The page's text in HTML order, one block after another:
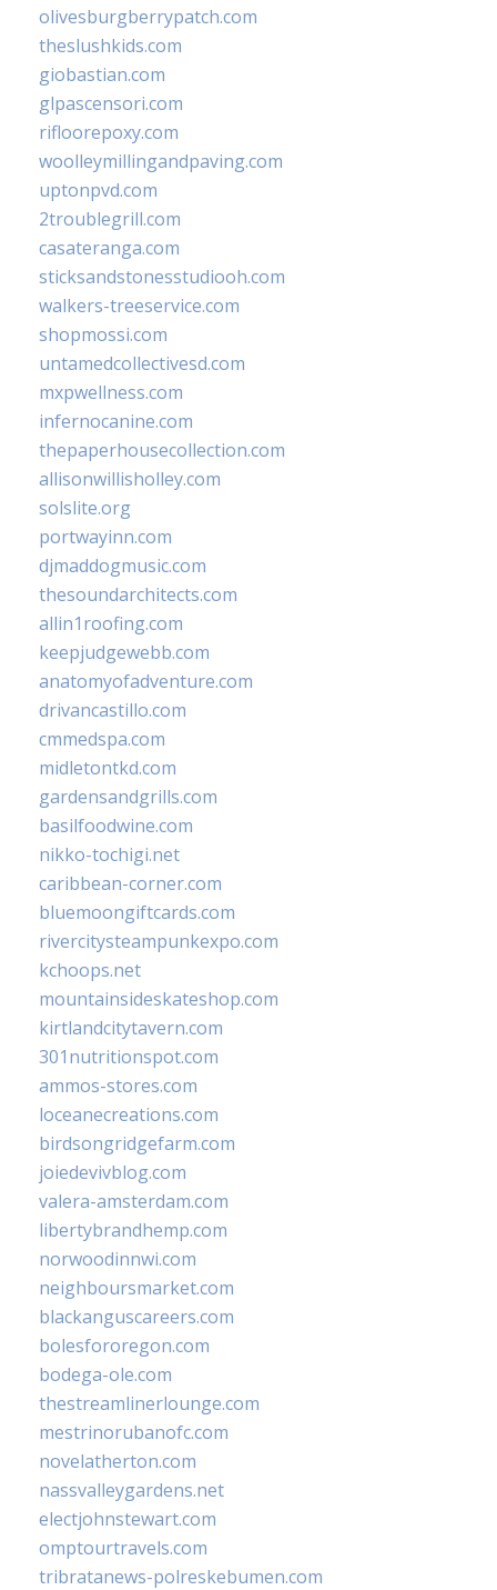
olivesburgberrypatch.com
theslushkids.com
giobastian.com
glpascensori.com
rifloorepoxy.com
woolleymillingandpaving.com
uptonpvd.com
2troublegrill.com
casateranga.com
sticksandstonesstudiooh.com
walkers-treeservice.com
shopmossi.com
untamedcollectivesd.com
mxpwellness.com
infernocanine.com
thepaperhousecollection.com
allisonwillisholley.com
solslite.org
portwayinn.com
djmaddogmusic.com
thesoundarchitects.com
allin1roofing.com
keepjudgewebb.com
anatomyofadventure.com
drivancastillo.com
cmmedspa.com
midletontkd.com
gardensandgrills.com
basilfoodwine.com
nikko-tochigi.net
caribbean-corner.com
bluemoongiftcards.com
rivercitysteampunkexpo.com
kchoops.net
mountainsideskateshop.com
kirtlandcitytavern.com
301nutritionspot.com
ammos-stores.com
loceanecreations.com
birdsongridgefarm.com
joiedevivblog.com
valera-amsterdam.com
libertybrandhemp.com
norwoodinnwi.com
neighboursmarket.com
blackanguscareers.com
bolesfororegon.com
bodega-ole.com
thestreamlinerlounge.com
mestrinorubanofc.com
novelatherton.com
nassvalleygardens.net
electjohnstewart.com
omptourtravels.com
tribratanews-polreskebumen.com